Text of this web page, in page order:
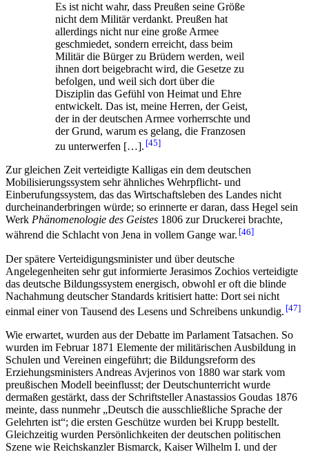
Es ist nicht wahr, dass Preußen seine Größe
nicht dem Militär verdankt. Preußen hat
allerdings nicht nur eine große Armee
geschmiedet, sondern erreicht, dass beim
Militär die Bürger zu Brüdern werden, weil
ihnen dort beigebracht wird, die Gesetze zu
befolgen, und weil sich dort über die
Disziplin das Gefühl von Heimat und Ehre
entwickelt. Das ist, meine Herren, der Geist,
der in der deutschen Armee vorherrschte und
der Grund, warum es gelang, die Franzosen
zu unterwerfen […]. 45
Zur gleichen Zeit verteidigte Kalligas ein dem deutschen
Mobilisierungssystem sehr ähnliches Wehrpflicht- und
Einberufungssystem, das das Wirtschaftsleben des Landes nicht
durcheinanderbringen würde; so erinnerte er daran, dass Hegel sein
Werk Phänomenologie des Geistes 1806 zur Druckerei brachte,
während die Schlacht von Jena in vollem Gange war. 46
Der spätere Verteidigungsminister und über deutsche
Angelegenheiten sehr gut informierte Jerasimos Zochios verteidigte
das deutsche Bildungssystem energisch, obwohl er oft die blinde
Nachahmung deutscher Standards kritisiert hatte: Dort sei nicht
einmal einer von Tausend des Lesens und Schreibens unkundig. 47
Wie erwartet, wurden aus der Debatte im Parlament Tatsachen. So
wurden im Februar 1871 Elemente der militärischen Ausbildung in
Schulen und Vereinen eingeführt; die Bildungsreform des
Erziehungsministers Andreas Avjerinos von 1880 war stark vom
preußischen Modell beeinflusst; der Deutschunterricht wurde
dermaßen gestärkt, dass der Schriftsteller Anastassios Goudas 1876
meinte, dass nunmehr „Deutsch die ausschließliche Sprache der
Gelehrten ist“; die ersten Geschütze wurden bei Krupp bestellt.
Gleichzeitig wurden Persönlichkeiten der deutschen politischen
Szene wie Reichskanzler Bismarck, Kaiser Wilhelm I. und der